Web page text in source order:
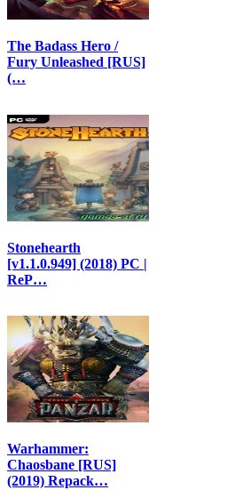
The Badass Hero /
Fury Unleashed [RUS]
(…
Stonehearth
[v1.1.0.949] (2018) PC |
ReP…
Warhammer:
Chaosbane [RUS]
(2019) Repack…